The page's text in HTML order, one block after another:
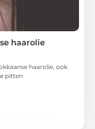
haarolie
haarolie, ook
pitten